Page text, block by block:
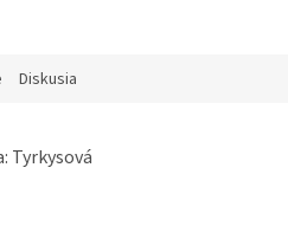
Diskusia
Tyrkysová